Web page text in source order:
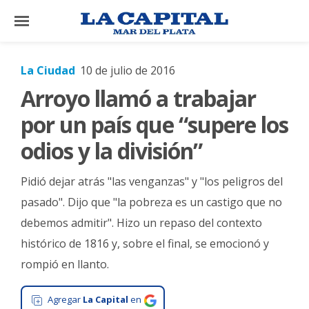
×
El
El
Mundo
La
Zona
Cultura
Tecnología
Gastronomía
Salud
La Ciudad 10 de julio de 2016
Arroyo llamó a trabajar
por un país que “supere los
odios y la división”
Pidió dejar atrás "las venganzas" y "los peligros del
pasado". Dijo que "la pobreza es un castigo que no
debemos admitir". Hizo un repaso del contexto
histórico de 1816 y, sobre el final, se emocionó y
rompió en llanto.
Agregar La Capital en